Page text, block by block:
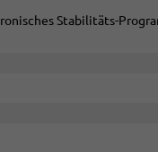
Stabilitäts-